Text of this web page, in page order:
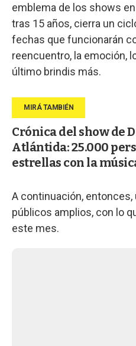
emblema de los shows
tras 15 años, cierra un
fechas que funcionarán
reencuentro, la emoción,
último brindis más.
Crónica del show de
Atlántida: 25.000
estrellas con la
A continuación, entonces,
públicos amplios, con lo
este mes.